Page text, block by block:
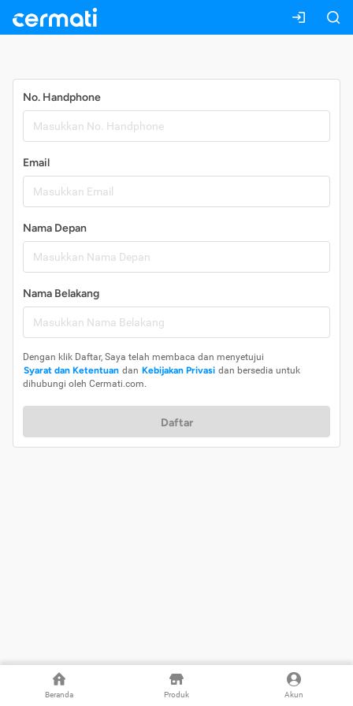
Beranda Produk Akun
No. Handphone
Email
Nama Depan
Nama Belakang
Dengan klik Daftar, Saya telah membaca dan menyetujui
Syarat dan Ketentuan dan Kebijakan Privasi dan bersedia untuk
dihubungi oleh Cermati.com.
Daftar